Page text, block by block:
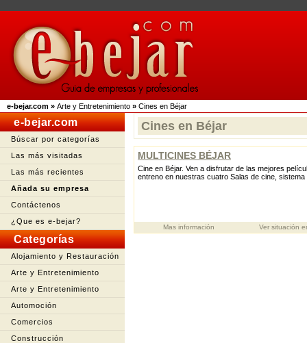
e-bejar.com » Arte y Entretenimiento » Cines en Béjar
e-bejar.com
Búscar por categorías
Las más visitadas
Las más recientes
Añada su empresa
Contáctenos
¿Que es e-bejar?
Categorías
Alojamiento y Restauración
Arte y Entretenimiento
Arte y Entretenimiento
Automoción
Comercios
Construcción
Cines en Béjar
MULTICINES BÉJAR
Cine en Béjar. Ven a disfrutar de las mejores
entreno en nuestras cuatro Salas de cine, sistema
Mas información Ver situación